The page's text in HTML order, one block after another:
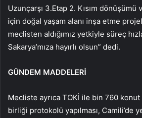
Uzunçarşı 3.Etap 2. Kısım dönüşümü
için doğal yaşam alanı inşa etme
meclisten aldığımız yetkiyle süreç
Sakarya’mıza hayırlı olsun” dedi.
GÜNDEM MADDELERİ
Mecliste ayrıca TOKİ ile bin 760 konut
birliği protokolü yapılması, Camili’de